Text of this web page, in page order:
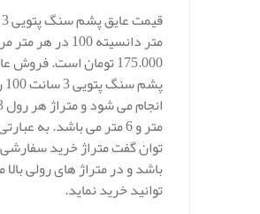
متر دانسیته 100 در هر
175.000 تومان است. فروش
متر و 6 متر می باشد. به
توان گفت متراژ خرید
باشد و در متراژ های رولی
توانید خرید نماید.